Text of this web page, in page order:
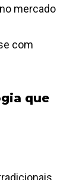
mercado
com
que